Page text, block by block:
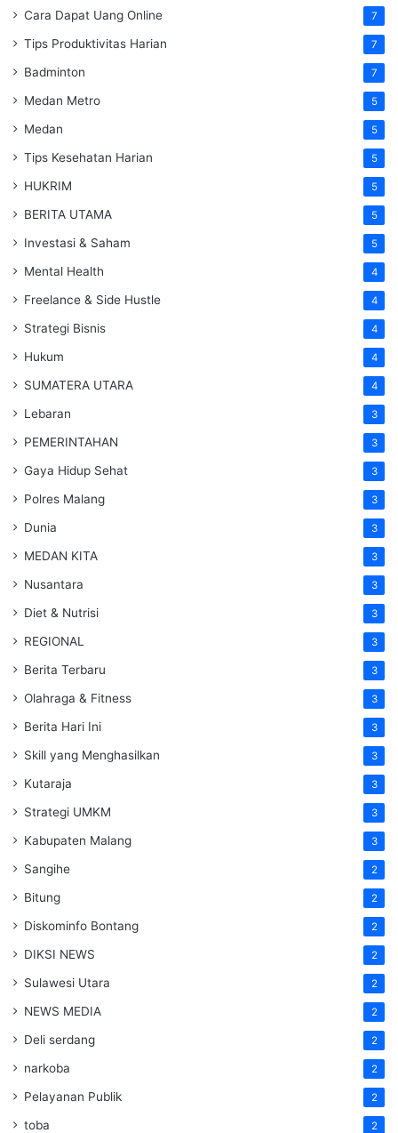
Cara Dapat Uang Online 7
Tips Produktivitas Harian 7
Badminton 7
Medan Metro 5
Medan 5
Tips Kesehatan Harian 5
HUKRIM 5
BERITA UTAMA 5
Investasi & Saham 5
Mental Health 4
Freelance & Side Hustle 4
Strategi Bisnis 4
Hukum 4
SUMATERA UTARA 4
Lebaran 3
PEMERINTAHAN 3
Gaya Hidup Sehat 3
Polres Malang 3
Dunia 3
MEDAN KITA 3
Nusantara 3
Diet & Nutrisi 3
REGIONAL 3
Berita Terbaru 3
Olahraga & Fitness 3
Berita Hari Ini 3
Skill yang Menghasilkan 3
Kutaraja 3
Strategi UMKM 3
Kabupaten Malang 3
Sangihe 2
Bitung 2
Diskominfo Bontang 2
DIKSI NEWS 2
Sulawesi Utara 2
NEWS MEDIA 2
Deli serdang 2
narkoba 2
Pelayanan Publik 2
toba 2